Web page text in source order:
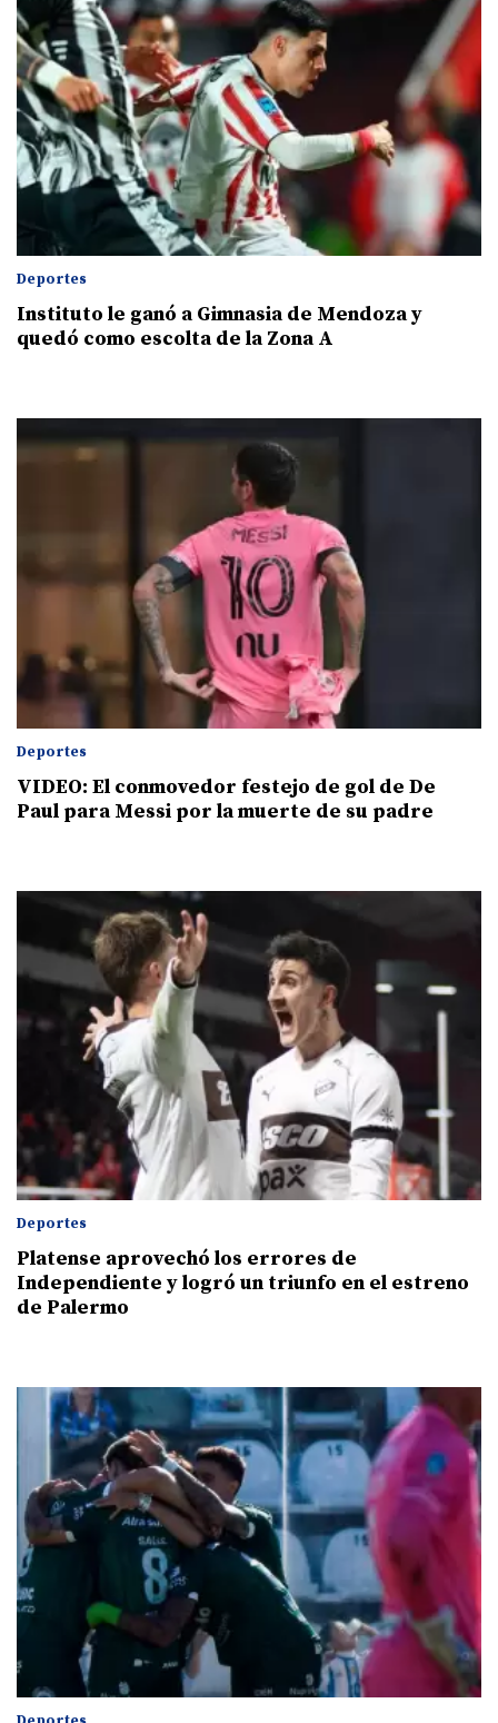
Deportes
Instituto le ganó a Gimnasia de Mendoza y
quedó como escolta de la Zona A
Deportes
VIDEO: El conmovedor festejo de gol de De
Paul para Messi por la muerte de su padre
Deportes
Platense aprovechó los errores de
Independiente y logró un triunfo en el estreno
de Palermo